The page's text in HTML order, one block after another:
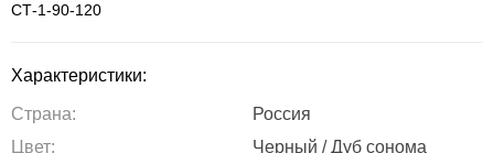
СТ-1-90-120
Характеристики:
Страна:
Россия
Цвет:
Черный / Дуб сонома